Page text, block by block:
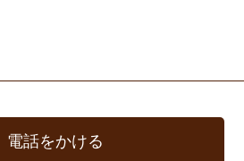
電話をかける